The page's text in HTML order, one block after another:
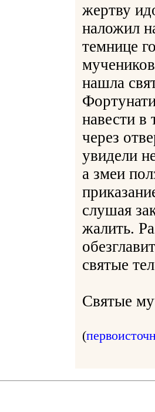
жертву
наложил
темнице
нашла
навести в
через
увидели
а змеи
слушая
жалить.
святые
Святые
(